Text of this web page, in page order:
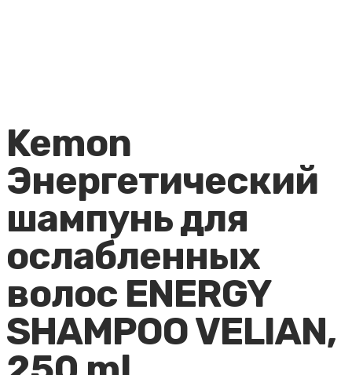
Kemon
Энергетический
шампунь для
ослабленных
волос ENERGY
SHAMPOO VELIAN,